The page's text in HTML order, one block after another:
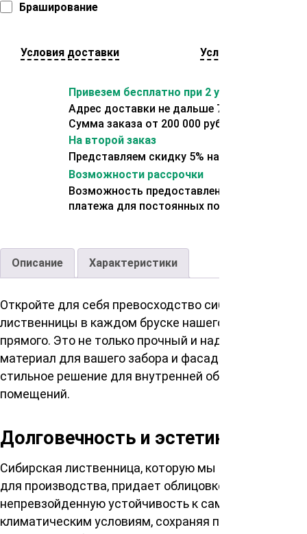
Браширование
Условия доставки Условия оплаты
Привезем бесплатно при 2 условиях:
Адрес доставки не дальше 70 км от склада.
Сумма заказа от 200 000 рублей.
На второй заказ
Представляем скидку 5% на второй заказ
Возможности рассрочки
Возможность предоставления отсрочки
платежа для постоянных покупателей.
Описание Характеристики
Откройте для себя превосходство сибирской
лиственницы в каждом бруске нашего планкена
прямого. Это не только прочный и надежный
материал для вашего забора и фасада, но и
стильное решение для внутренней обшивки
помещений.
Долговечность и эстетика
Сибирская лиственница, которую мы используем
для производства, придает облицовке
непревзойденную устойчивость к самым суровым
климатическим условиям, сохраняя при этом свою